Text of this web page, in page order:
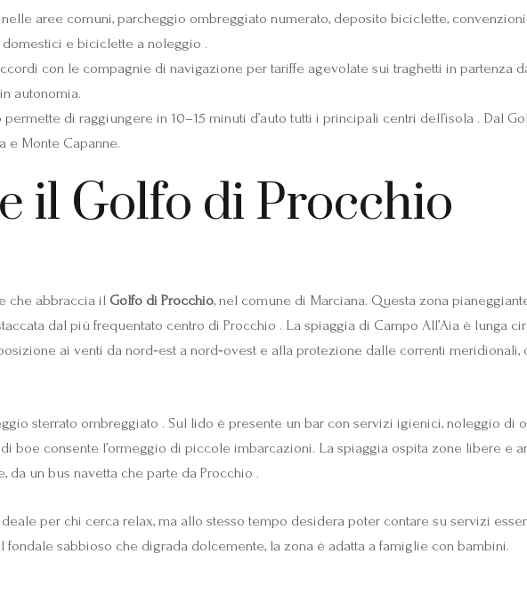
aree comuni, parcheggio ombreggiato numerato, deposito biciclette,
e biciclette a noleggio .
con le compagnie di navigazione per tariffe agevolate sui traghetti in partenza
autonomia.
di raggiungere in 10–15 minuti d’auto tutti i principali centri dell’isola . Dal
e Monte Capanne.
il Golfo di Procchio
che abbraccia il Golfo di Procchio, nel comune di Marciana. Questa zona
dal più frequentato centro di Procchio . La spiaggia di Campo All’Aia è lunga
ai venti da nord‑est a nord‑ovest e alla protezione dalle correnti
sterrato ombreggiato . Sul lido è presente un bar con servizi igienici, noleggio di
boe consente l’ormeggio di piccole imbarcazioni. La spiaggia ospita zone libere e
un bus navetta che parte da Procchio .
per chi cerca relax, ma allo stesso tempo desidera poter contare su servizi
sabbioso che digrada dolcemente, la zona è adatta a famiglie con bambini.